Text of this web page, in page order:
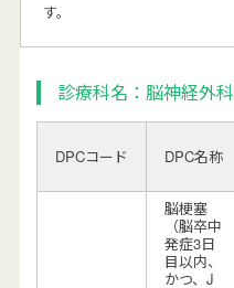
す。
診療科名：脳神経外科
DPCコード DPC名称
脳梗塞
（脳卒中
発症3日
目以内、
かつ、J